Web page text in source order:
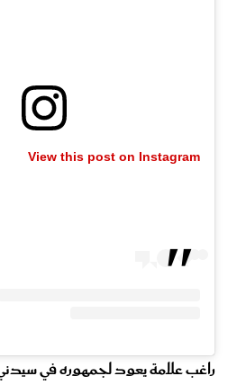
View this post on Instagram
راغب علامة يعود لجمهوره في سيدني بعد